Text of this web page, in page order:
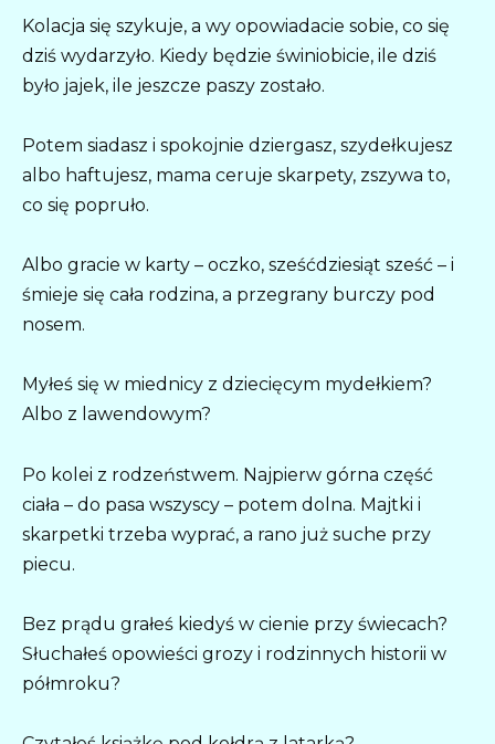
Kolacja się szykuje, a wy opowiadacie sobie, co się
dziś wydarzyło. Kiedy będzie świniobicie, ile dziś
było jajek, ile jeszcze paszy zostało.
Potem siadasz i spokojnie dziergasz, szydełkujesz
albo haftujesz, mama ceruje skarpety, zszywa to,
co się popruło.
Albo gracie w karty – oczko, sześćdziesiąt sześć – i
śmieje się cała rodzina, a przegrany burczy pod
nosem.
Myłeś się w miednicy z dziecięcym mydełkiem?
Albo z lawendowym?
Po kolei z rodzeństwem. Najpierw górna część
ciała – do pasa wszyscy – potem dolna. Majtki i
skarpetki trzeba wyprać, a rano już suche przy
piecu.
Bez prądu grałeś kiedyś w cienie przy świecach?
Słuchałeś opowieści grozy i rodzinnych historii w
półmroku?